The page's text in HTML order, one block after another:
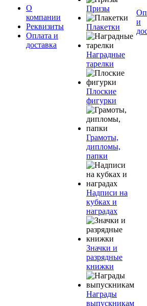
О
компании
Реквизиты
Оплата и
доставка
Призы
Плакетки
Наградные
тарелки
Плоские
фигурки
Грамоты,
дипломы,
папки
Надписи на
кубках и
наградах
Значки и
разрядные
книжки
Награды
выпускникам
и